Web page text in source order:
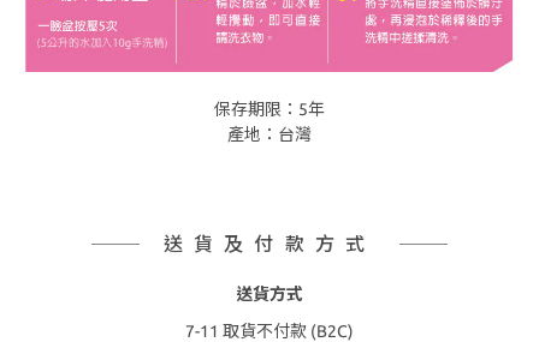
保存期限：5年
產地：台灣
送貨及付款方式
送貨方式
7-11 取貨不付款 (B2C)